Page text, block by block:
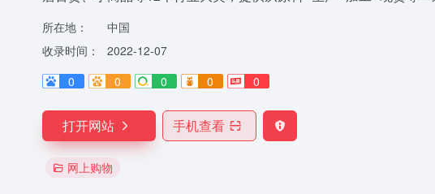
所在地：
中国
收录时间：
2022-12-07
0
0 0 0 0
打开网站 手机查看
网上购物